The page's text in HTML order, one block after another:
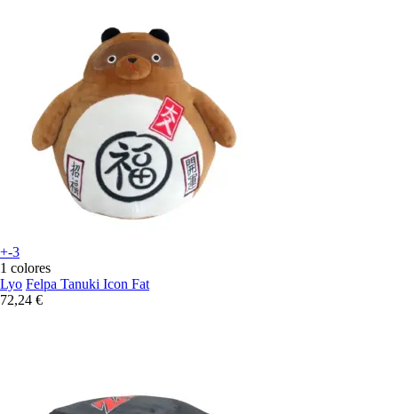
+-3
1 colores
Lyo Felpa Tanuki Icon Fat
72,24 €